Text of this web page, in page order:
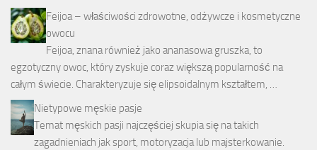
Feijoa – właściwości zdrowotne, odżywcze i kosmetyczne
owocu
Feijoa, znana również jako ananasowa gruszka, to
egzotyczny owoc, który zyskuje coraz większą popularność na
całym świecie. Charakteryzuje się elipsoidalnym kształtem, …
Nietypowe męskie pasje
Temat męskich pasji najczęściej skupia się na takich
zagadnieniach jak sport, motoryzacja lub majsterkowanie.